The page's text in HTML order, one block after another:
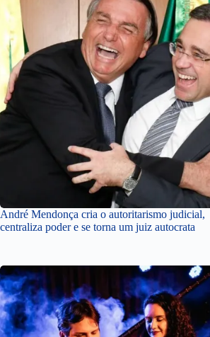
André Mendonça cria o autoritarismo judicial,
centraliza poder e se torna um juiz autocrata